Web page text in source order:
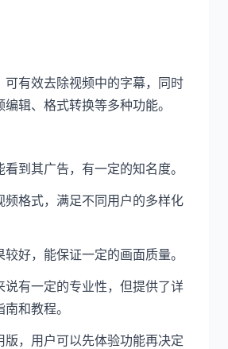
可有效去除视频中的字幕，同时
辑、格式转换等多种功能。
到其广告，有一定的知名度。
频格式，满足不同用户的多样化
好，能保证一定的画面质量。
说有一定的专业性，但提供了详
和教程。
版，用户可以先体验功能再决定